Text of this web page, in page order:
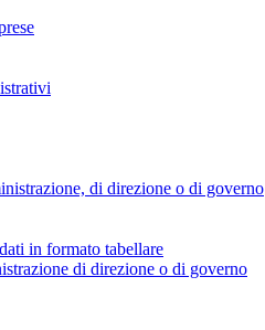
di direzione o di governo
in formato tabellare
di direzione o di governo